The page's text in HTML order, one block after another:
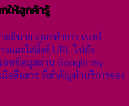
ให้ลูกค้ารู้
ธิบาย เวลาทำการ เบอร์
และใส่ลิ้งค์ URL ไปยัง
ทข้อมูลผ่าน Google my
มือสื่อสาร ที่สำคัญทำบริการจอง